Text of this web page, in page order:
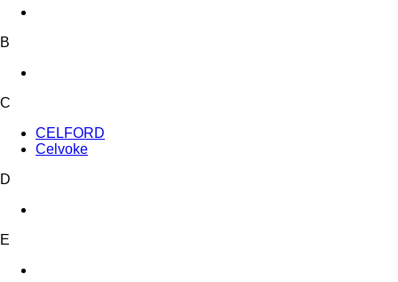
B
C
CELFORD
Celvoke
D
E